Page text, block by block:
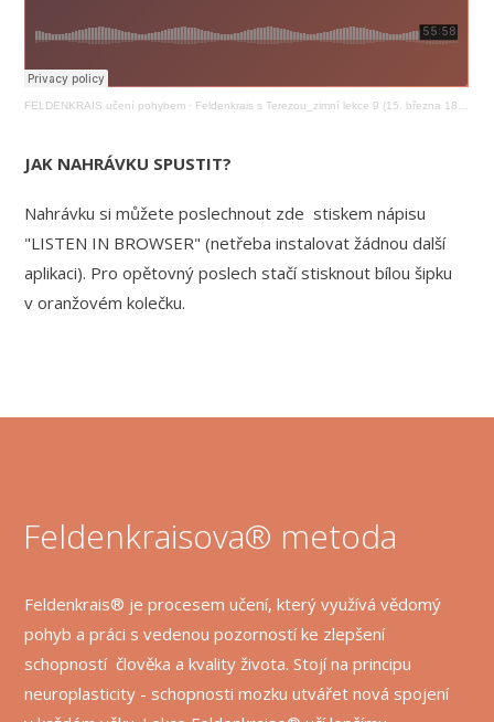
FELDENKRAIS učení pohybem · Feldenkrais s Terezou_zimní lekce 9 (15. března 18:00)
JAK NAHRÁVKU SPUSTIT?
Nahrávku si můžete poslechnout zde stiskem nápisu
"LISTEN IN BROWSER" (netřeba instalovat žádnou další
aplikaci). Pro opětovný poslech stačí stisknout bílou šipku
v oranžovém kolečku.
Feldenkraisova® metoda
​Feldenkrais® je procesem učení, který využívá vědomý
pohyb a práci s vedenou pozorností ke zlepšení
schopností člověka a kvality života. Stojí na principu
neuroplasticity - schopnosti mozku utvářet nová spojení